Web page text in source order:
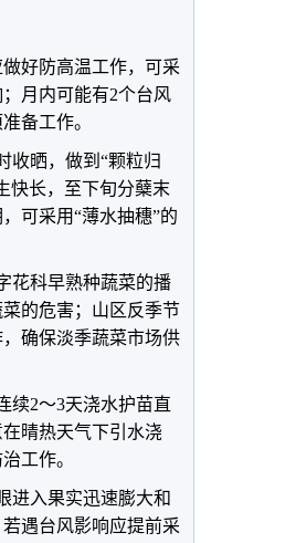
好防高温工作，可采
月内可能有2个台风
备工作。
晒，做到“颗粒归
快长，至下旬分蘖末
可采用“薄水抽穗”的
科早熟种蔬菜的播
的危害；山区反季节
确保淡季蔬菜市场供
2～3天浇水护苗直
晴热天气下引水浇
工作。
入果实迅速膨大和
遇台风影响应提前采